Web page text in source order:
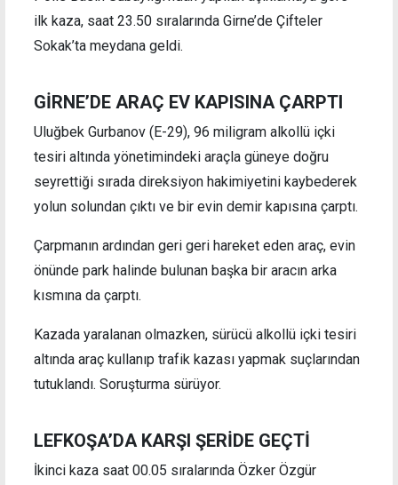
ilk kaza, saat 23.50 sıralarında Girne’de Çifteler
Sokak’ta meydana geldi.
GİRNE’DE ARAÇ EV KAPISINA ÇARPTI
Uluğbek Gurbanov (E-29), 96 miligram alkollü içki
tesiri altında yönetimindeki araçla güneye doğru
seyrettiği sırada direksiyon hakimiyetini kaybederek
yolun solundan çıktı ve bir evin demir kapısına çarptı.
Çarpmanın ardından geri geri hareket eden araç, evin
önünde park halinde bulunan başka bir aracın arka
kısmına da çarptı.
Kazada yaralanan olmazken, sürücü alkollü içki tesiri
altında araç kullanıp trafik kazası yapmak suçlarından
tutuklandı. Soruşturma sürüyor.
LEFKOŞA’DA KARŞI ŞERİDE GEÇTİ
İkinci kaza saat 00.05 sıralarında Özker Özgür